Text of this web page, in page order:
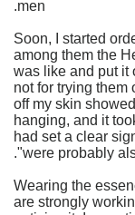
men.
Soon, I started
among them the
was like and put it
not for trying them
off my skin
hanging, and it
had set a clear
were probably
Wearing the
are strongly